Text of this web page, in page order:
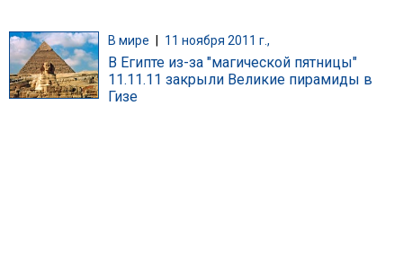
В мире 11 ноября 2011 г.,
В Египте из-за "магической пятницы"
11.11.11 закрыли Великие пирамиды в
Гизе